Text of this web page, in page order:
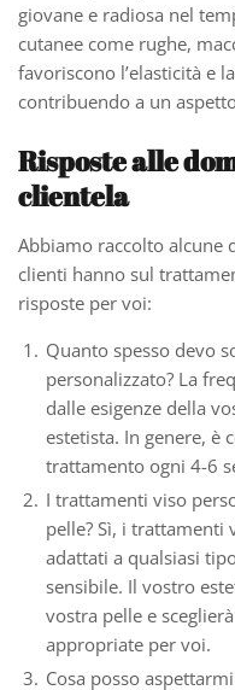
giovane e radiosa nel
cutanee come rughe,
favoriscono l’elasticità e
contribuendo a un
Risposte alle
clientela
Abbiamo raccolto alcune
clienti hanno sul
risposte per voi:
Quanto spesso devo
personalizzato? La
dalle esigenze della
estetista. In genere, è
trattamento ogni 4-6
I trattamenti viso
pelle? Sì, i trattamenti
adattati a qualsiasi
sensibile. Il vostro
vostra pelle e
appropriate per voi.
Cosa posso